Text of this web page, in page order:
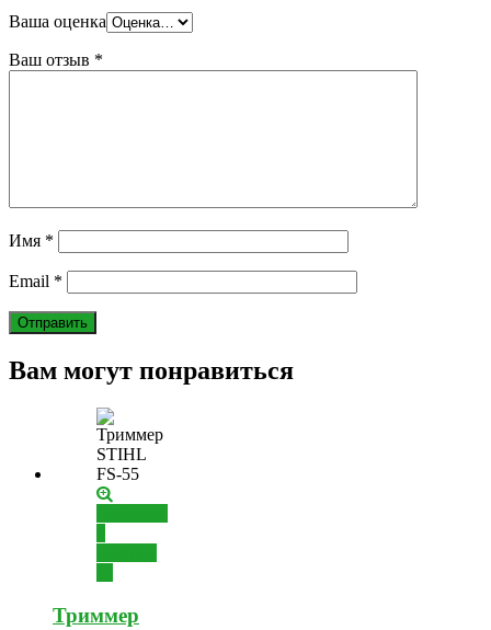
Ваша оценка
Ваш отзыв *
Имя *
Email *
Вам могут понравиться
Триммер